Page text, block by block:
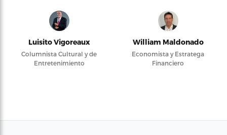
Luisito Vigoreaux
Columnista Cultural y de
Entretenimiento
William Maldonado
Economista y Estratega
Financiero